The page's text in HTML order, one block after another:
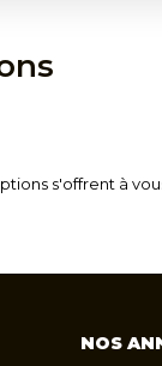
s'offrent à
NOS